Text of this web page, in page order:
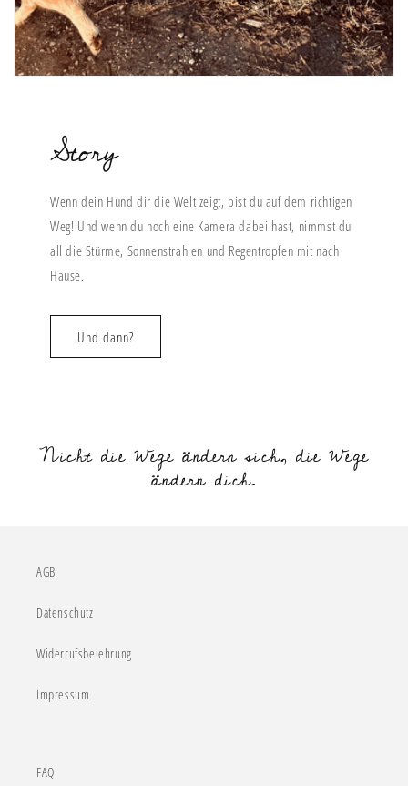
Story
Wenn dein Hund dir die Welt zeigt, bist du auf dem richtigen
Weg! Und wenn du noch eine Kamera dabei hast, nimmst du
all die Stürme, Sonnenstrahlen und Regentropfen mit nach
Hause.
Und dann?
Nicht die Wege ändern sich, die Wege
ändern dich.
AGB
Datenschutz
Widerrufsbelehrung
Impressum
FAQ